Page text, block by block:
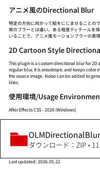
アニメ風のDirectional Blur
特定の方向に向かって絵をにじませることの
常のブラーとは違い、ある程度ディテールを
いることで、アニメ風モーションブラーの表
2D Cartoon Style
This plugin is a custom directional blur for 2D
regular blur, it is anisotropic and keeps color
the source image. Noise can be added to
lines.
使用環境/Usage
After Effects CS5 - 2026 (Windows)
OLMDirectionalBlur
ダウンロード：ZIP •
Last updated: 2026.05.22